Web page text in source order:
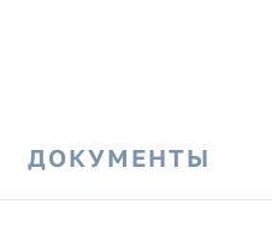
ДОКУМЕНТЫ